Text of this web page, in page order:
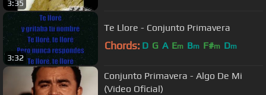
3:35
3:32
Te Llore - Conjunto Primavera
Chords: D G A Em Bm F#m Dm
Conjunto Primavera - Algo De Mi
(Video Oficial)